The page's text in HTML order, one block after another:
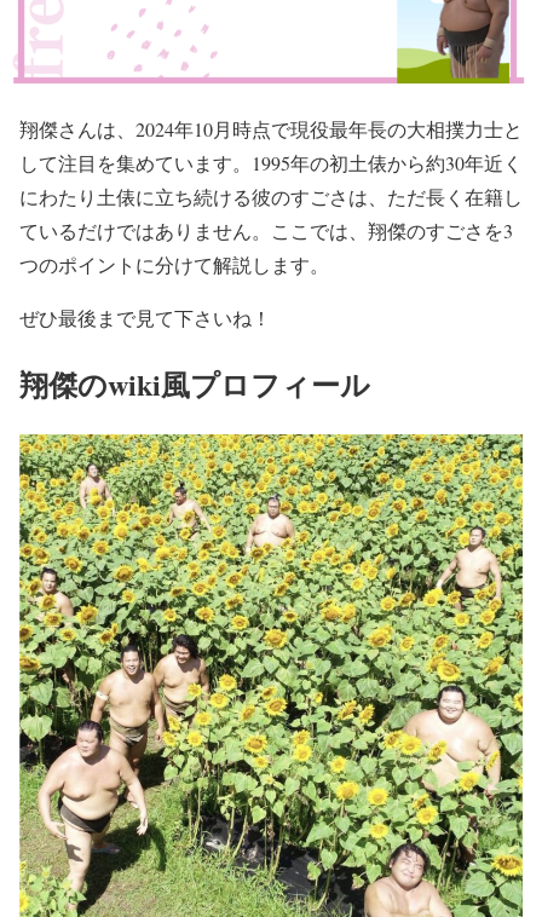
翔傑さんは、2024年10月時点で現役最年長の大相撲力士と
して注目を集めています。1995年の初土俵から約30年近く
にわたり土俵に立ち続ける彼のすごさは、ただ長く在籍し
ているだけではありません。ここでは、翔傑のすごさを3
つのポイントに分けて解説します。
ぜひ最後まで見て下さいね！
翔傑のwiki風プロフィール